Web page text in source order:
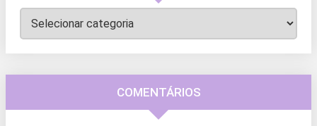
Categorias
COMENTÁRIOS